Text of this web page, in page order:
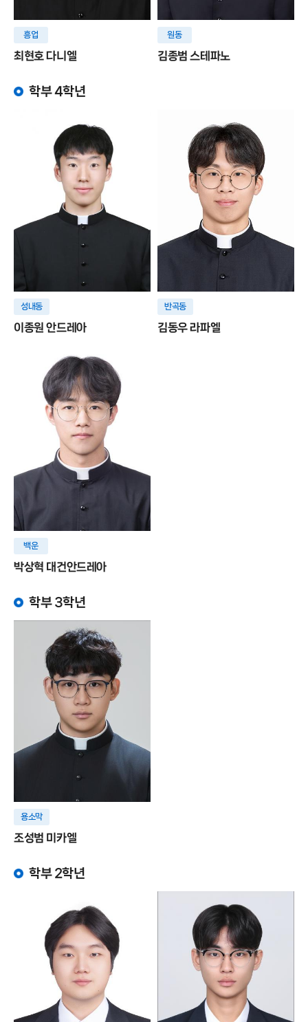
흥업
최현호 다니엘
원동
김종범 스테파노
학부 4학년
성내동
이종원 안드레아
반곡동
김동우 라파엘
백운
박상혁 대건안드레아
학부 3학년
용소막
조성범 미카엘
학부 2학년